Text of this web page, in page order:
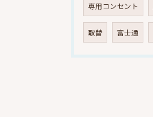
専用コンセント
取替 富士通